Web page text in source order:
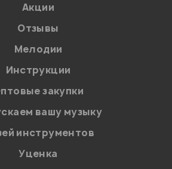
на обработку персональных данных в
Политикой в отношении обработки
число:
Акции
Отзывы
Мелодии
Инструкции
закупки
вашу музыку
инструментов
Уценка